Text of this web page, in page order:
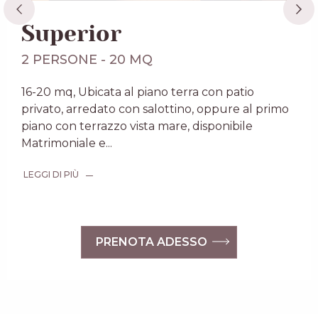
Superior
2 PERSONE - 20 MQ
16-20 mq, Ubicata al piano terra con patio
privato, arredato con salottino, oppure al primo
piano con terrazzo vista mare, disponibile
Matrimoniale e...
LEGGI DI PIÙ
PRENOTA ADESSO